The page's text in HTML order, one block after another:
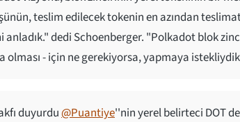
teslim edilecek tokenin en azından
dedi Schoenberger. "Polkadot blok
olması - için ne gerekiyorsa, yapmaya
duyurdu@Puantiye''nin yerel belirteci DOT